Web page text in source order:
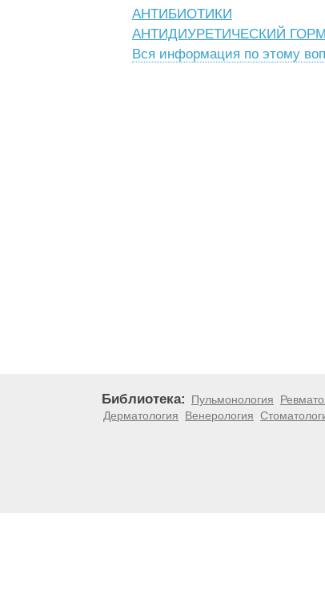
АНТИБИОТИКИ
АНТИДИУРЕТИЧЕСКИЙ
Вся информация по этому
Библиотека: Пульмонология
Дерматология
Венерология